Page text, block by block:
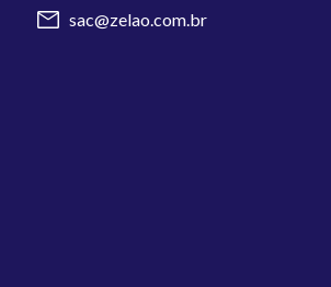
sac@zelao.com.br